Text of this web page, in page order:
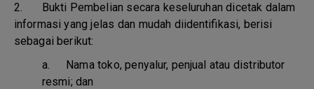
2. Bukti Pembelian secara keseluruhan dicetak dalam
informasi yang jelas dan mudah diidentifikasi, berisi
sebagai berikut:
a. Nama toko, penyalur, penjual atau distributor
resmi; dan